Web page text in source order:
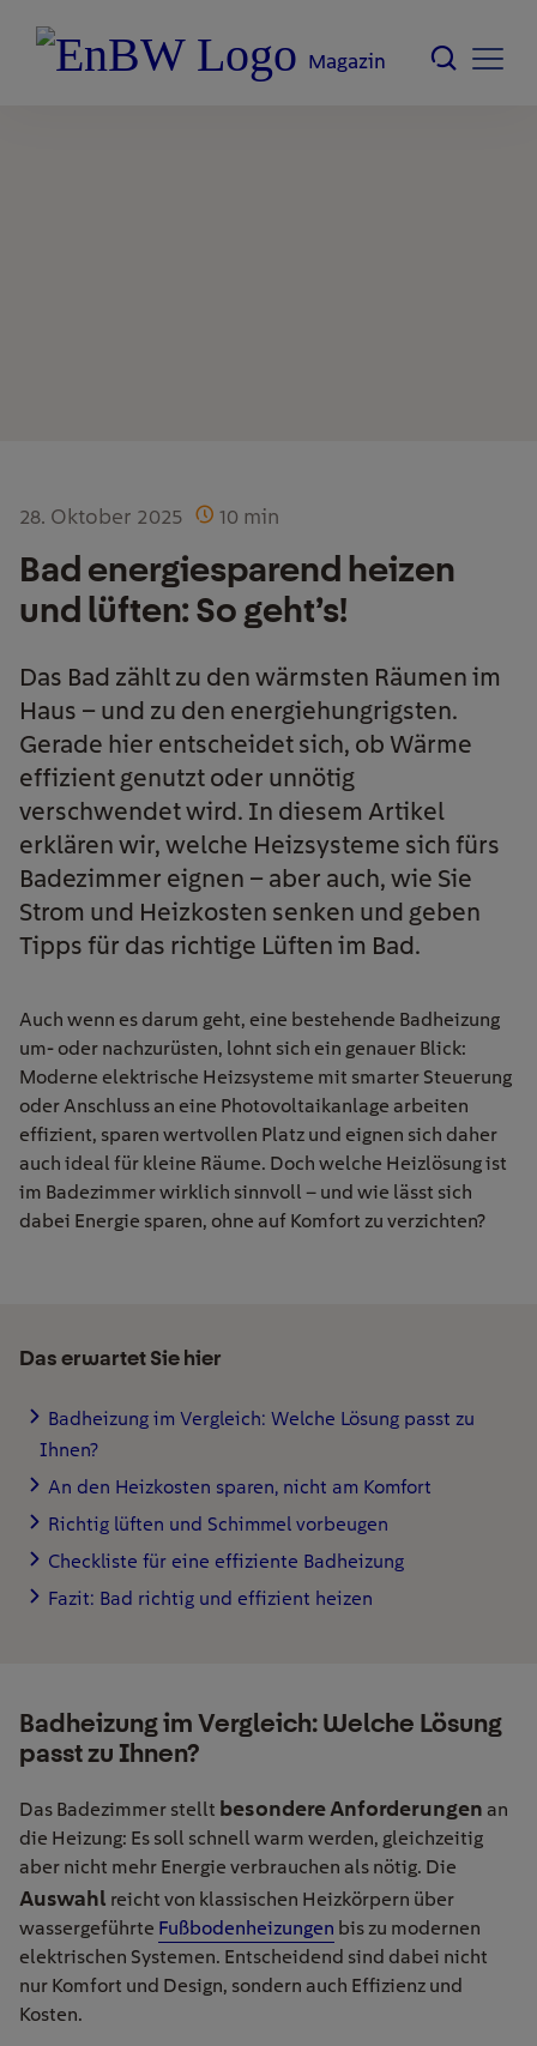
Magazin
28. Oktober 2025 10 min
Bad energiesparend heizen
und lüften: So geht’s!
Das Bad zählt zu den wärmsten Räumen im
Haus – und zu den energiehungrigsten.
Gerade hier entscheidet sich, ob Wärme
effizient genutzt oder unnötig
verschwendet wird. In diesem Artikel
erklären wir, welche Heizsysteme sich fürs
Badezimmer eignen – aber auch, wie Sie
Strom und Heizkosten senken und geben
Tipps für das richtige Lüften im Bad.
Auch wenn es darum geht, eine bestehende Badheizung
um- oder nachzurüsten, lohnt sich ein genauer Blick:
Moderne elektrische Heizsysteme mit smarter Steuerung
oder Anschluss an eine Photovoltaikanlage arbeiten
effizient, sparen wertvollen Platz und eignen sich daher
auch ideal für kleine Räume. Doch welche Heizlösung ist
im Badezimmer wirklich sinnvoll – und wie lässt sich
dabei Energie sparen, ohne auf Komfort zu verzichten?
Das erwartet Sie hier
Badheizung im Vergleich: Welche Lösung passt zu
Ihnen?
An den Heizkosten sparen, nicht am Komfort
Richtig lüften und Schimmel vorbeugen
Checkliste für eine effiziente Badheizung
Fazit: Bad richtig und effizient heizen
Badheizung im Vergleich: Welche Lösung
passt zu Ihnen?
Das Badezimmer stellt besondere Anforderungen an
die Heizung: Es soll schnell warm werden, gleichzeitig
aber nicht mehr Energie verbrauchen als nötig. Die
Auswahl reicht von klassischen Heizkörpern über
wassergeführte Fußbodenheizungen bis zu modernen
elektrischen Systemen. Entscheidend sind dabei nicht
nur Komfort und Design, sondern auch Effizienz und
Kosten.